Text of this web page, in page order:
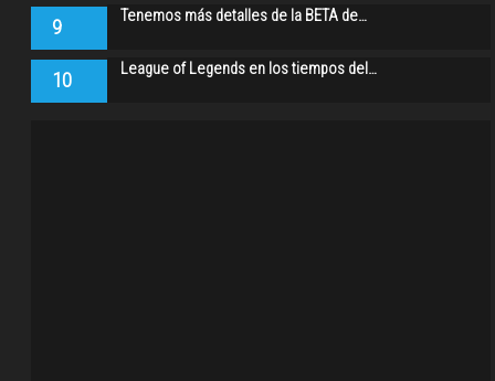
9 Tenemos más detalles de la BETA de…
10 League of Legends en los tiempos del…